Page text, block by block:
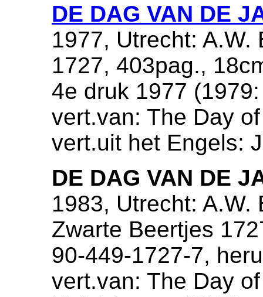
DE DAG VAN DE
1977, Utrecht: A.W.
1727, 403pag.,
4e druk 1977
vert.van: The Day
vert.uit het Engels:
DE DAG VAN DE
1983, Utrecht:
Zwarte Beertjes
90-449-1727-7,
vert.van: The Day